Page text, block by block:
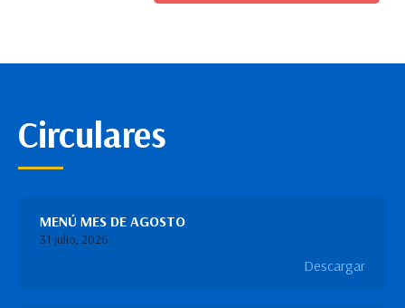
Circulares
MENÚ MES DE AGOSTO
31 julio, 2026
Descargar